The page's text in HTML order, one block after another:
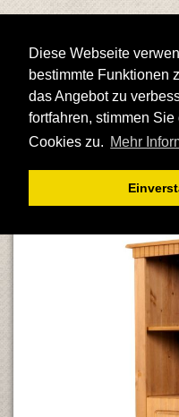
Diese Webseite
bestimmte Funktionen
das Angebot zu
fortfahren, stimmen
Cookies zu. Mehr
Inhalt
Toggle
Nav
Home
Regal aus Kiefernholz
Zum